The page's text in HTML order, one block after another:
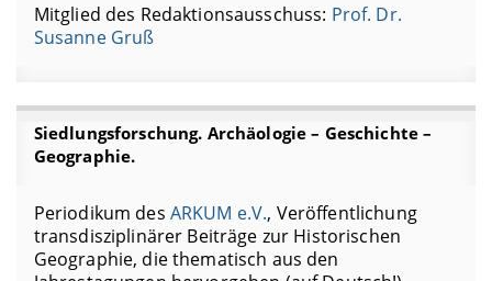
Mitglied des Redaktionsausschuss: Prof. Dr.
Susanne Gruß
Siedlungsforschung. Archäologie – Geschichte –
Geographie.
Periodikum des ARKUM e.V., Veröffentlichung
transdisziplinärer Beiträge zur Historischen
Geographie, die thematisch aus den